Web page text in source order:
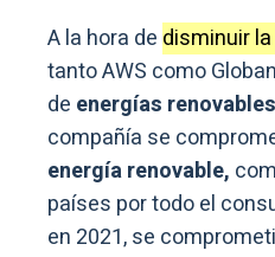
A la hora de disminuir
tanto AWS como
de energías
compañía se
energía renovable,
países por todo el
en 2021, se